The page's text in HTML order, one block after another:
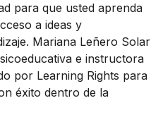
para que usted aprenda
a ideas y
Mariana Leñero Solar
e instructora
por Learning Rights para
éxito dentro de la